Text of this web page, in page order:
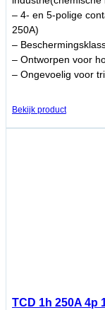
– 4- en 5-polige
250A)
–
– Ontworpen voor
– Ongevoelig voor
Bekijk product
TCD 1h 250A 4p